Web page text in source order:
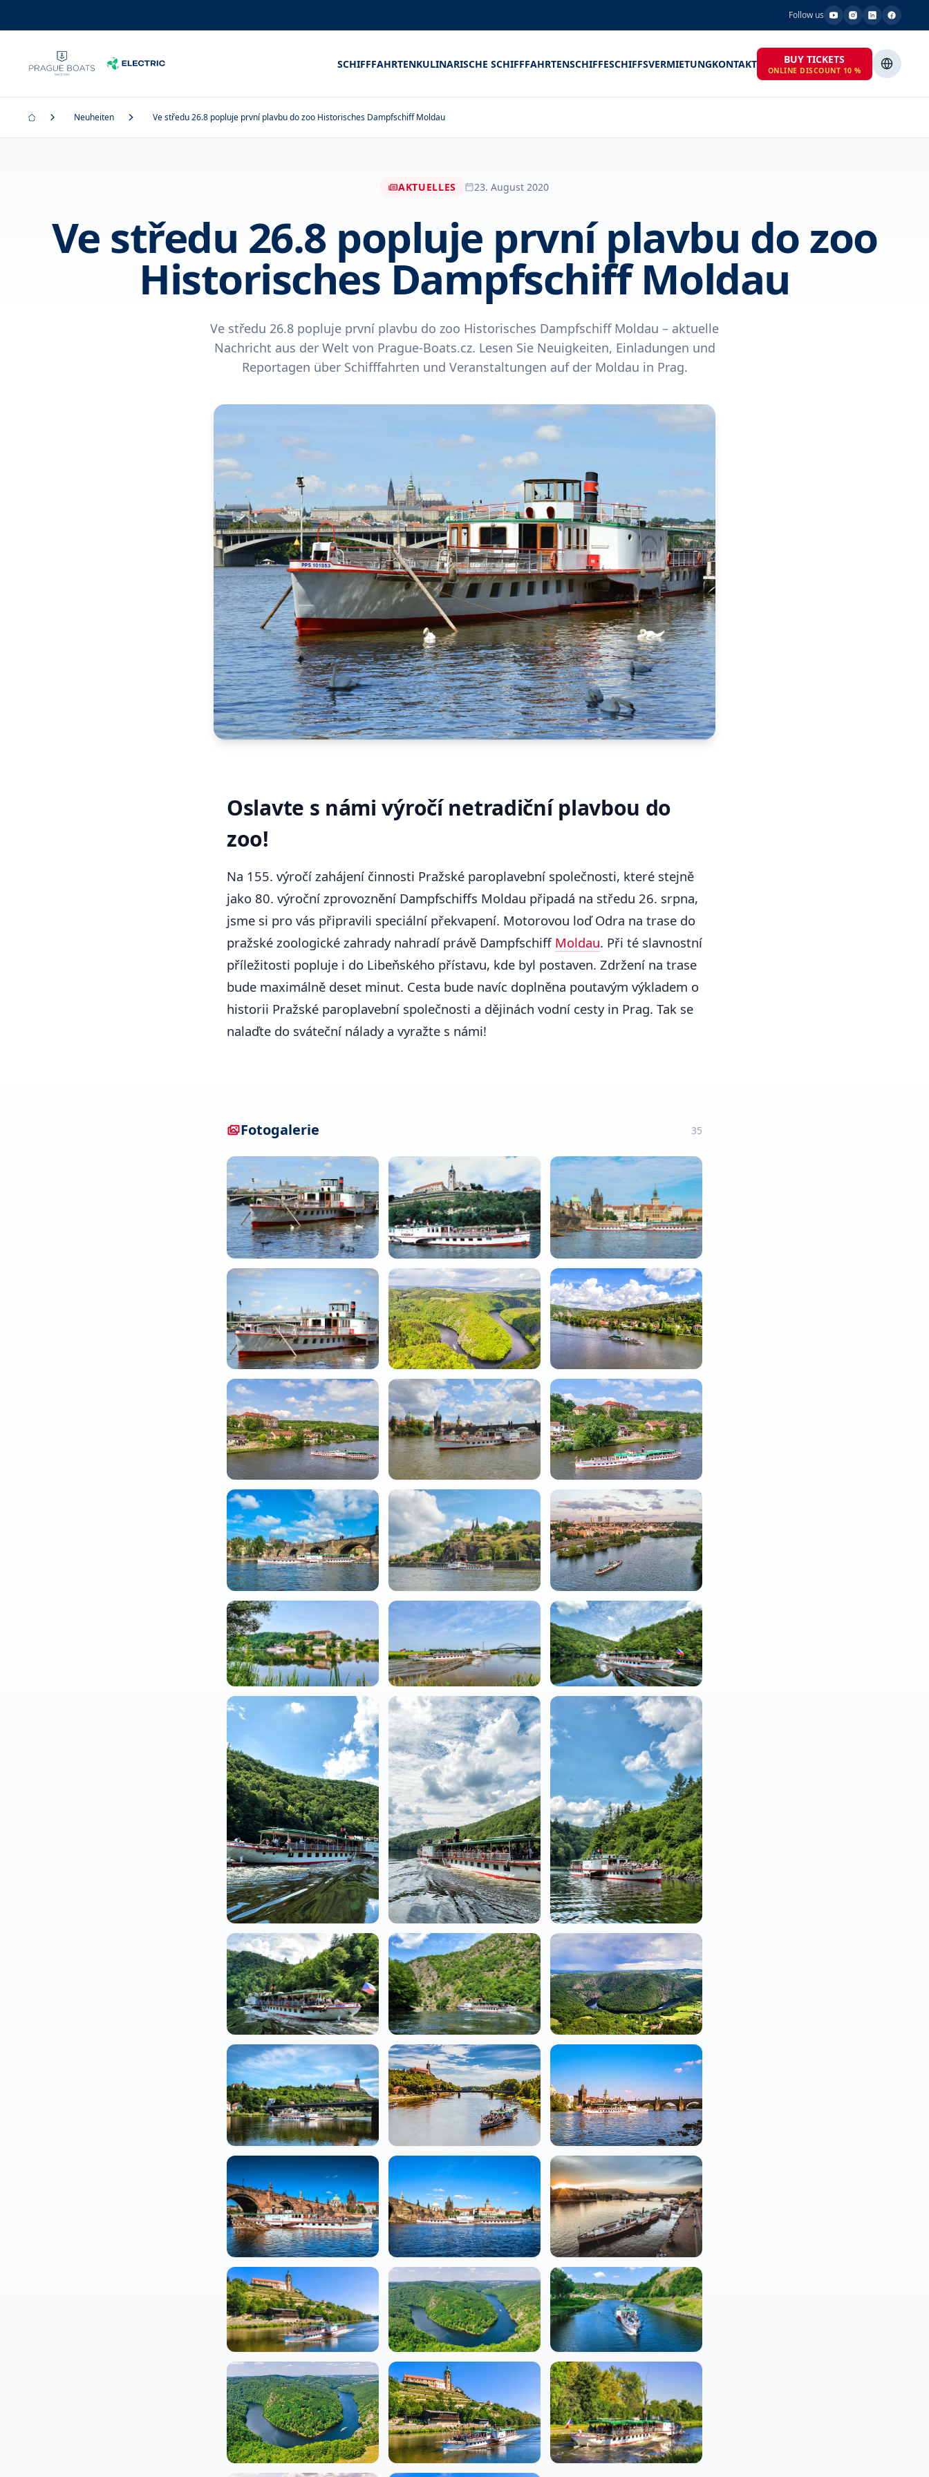
Follow us
SCHIFFFAHRTENKULINARISCHE SCHIFFFAHRTENSCHIFFESCHIFFSVERMIETUNGKONTAKT BUY TICKETS
ONLINE DISCOUNT 10 %
Neuheiten Ve středu 26.8 popluje první plavbu do zoo Historisches Dampfschiff Moldau
AKTUELLES 23. August 2020
Ve středu 26.8 popluje první plavbu do zoo
Historisches Dampfschiff Moldau
Ve středu 26.8 popluje první plavbu do zoo Historisches Dampfschiff Moldau – aktuelle
Nachricht aus der Welt von Prague-Boats.cz. Lesen Sie Neuigkeiten, Einladungen und
Reportagen über Schifffahrten und Veranstaltungen auf der Moldau in Prag.
Oslavte s námi výročí netradiční plavbou do
zoo!
Na 155. výročí zahájení činnosti Pražské paroplavební společnosti, které stejně
jako 80. výroční zprovoznění Dampfschiffs Moldau připadá na středu 26. srpna,
jsme si pro vás připravili speciální překvapení. Motorovou loď Odra na trase do
pražské zoologické zahrady nahradí právě Dampfschiff Moldau. Při té slavnostní
příležitosti popluje i do Libeňského přístavu, kde byl postaven. Zdržení na trase
bude maximálně deset minut. Cesta bude navíc doplněna poutavým výkladem o
historii Pražské paroplavební společnosti a dějinách vodní cesty in Prag. Tak se
nalaďte do sváteční nálady a vyražte s námi!
Fotogalerie 35